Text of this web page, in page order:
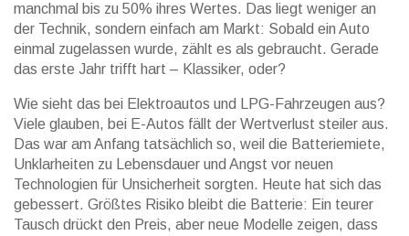
manchmal bis zu 50% ihres Wertes. Das liegt weniger an
der Technik, sondern einfach am Markt: Sobald ein Auto
einmal zugelassen wurde, zählt es als gebraucht. Gerade
das erste Jahr trifft hart – Klassiker, oder?
Wie sieht das bei Elektroautos und LPG-Fahrzeugen aus?
Viele glauben, bei E-Autos fällt der Wertverlust steiler aus.
Das war am Anfang tatsächlich so, weil die Batteriemiete,
Unklarheiten zu Lebensdauer und Angst vor neuen
Technologien für Unsicherheit sorgten. Heute hat sich das
gebessert. Größtes Risiko bleibt die Batterie: Ein teurer
Tausch drückt den Preis, aber neue Modelle zeigen, dass